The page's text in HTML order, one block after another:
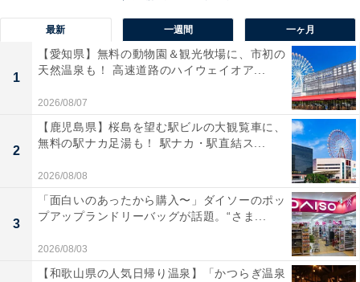
1位：山中柔太朗／134票
最新 一週間 一ヶ月
1
【愛知県】無料の動物園＆観光牧場に、市初の
天然温泉も！ 高速道路のハイウェイオア...
2026/08/07
2
【鹿児島県】桜島を望む駅ビルの大観覧車に、
無料の駅ナカ足湯も！ 駅ナカ・駅直結ス...
2026/08/08
3
「面白いのあったから購入〜」ダイソーのポッ
プアップランドリーバッグが話題。“さま...
2026/08/03
【和歌山県の人気日帰り温泉】「かつらぎ温泉